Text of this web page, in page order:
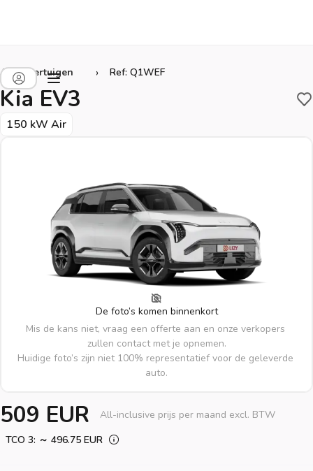
Alle voertuigen › Ref: Q1WEF
Kia EV3
150 kW Air
De foto’s komen binnenkort
Mis de kans niet, vraag een offerte aan en onze verkopers
zullen contact met je opnemen.
Huidige foto’s zijn niet 100% representatief voor de geleverde
auto.
509 EUR
All-inclusive prijs per maand excl. BTW
TCO 3: ～ 496.75 EUR